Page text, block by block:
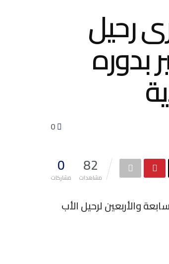
رحيل
بدوره
0
مشاركات
82
مشاهدات
في بلدتي كركي لكي وجل آغا، اليوم الأحد ١/٣/٢٠٢٦، الذكرى السابعة والأربعين لرحيل الأب